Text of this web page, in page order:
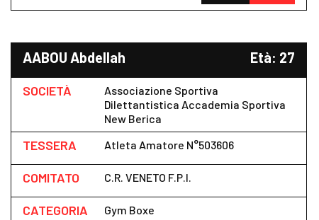
AABOU Abdellah Età: 27
SOCIETÀ
Associazione Sportiva
Dilettantistica Accademia Sportiva
New Berica
TESSERA Atleta Amatore N°503606
COMITATO C.R. VENETO F.P.I.
CATEGORIA Gym Boxe